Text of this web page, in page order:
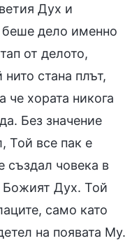
Дух и
беше дело именно
от делото,
стана плът,
че хората никога
Без значение
Той все пак е
създал човека в
Божият Дух. Той
само като
на появата Му.